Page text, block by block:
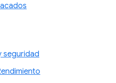
seguridad